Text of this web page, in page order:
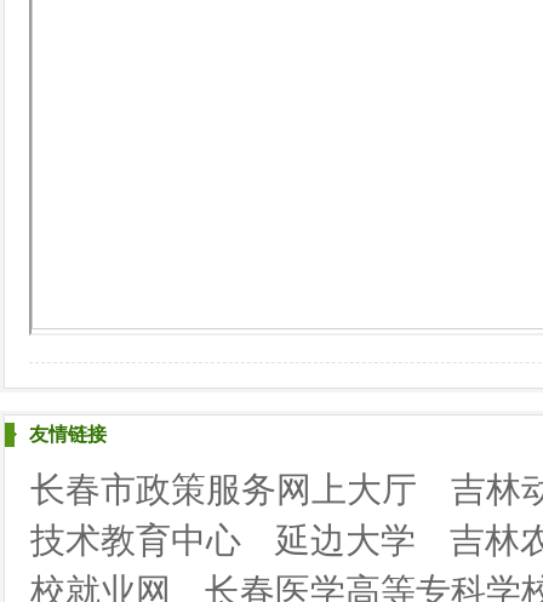
友情链接
长春市政策服务网上大厅
吉林
技术教育中心
延边大学
吉林
校就业网
长春医学高等专科学